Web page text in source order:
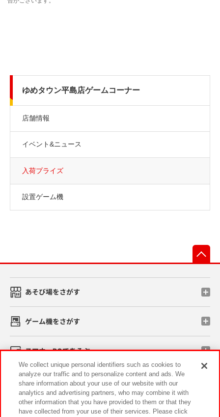
ゆめタウン平島店ゲームコーナー
店舗情報
イベント&ニュース
入荷プライズ
設置ゲーム機
あそび場をさがす
ゲーム機をさがす
スマホ・PCであそぶ
イベント・キャンペーン
We collect unique personal identifiers such as cookies to
analyze our traffic and to personalize content and ads. We
share information about your use of our website with our
analytics and advertising partners, who may combine it with
other information that you have provided to them or that they
have collected from your use of their services. Please click